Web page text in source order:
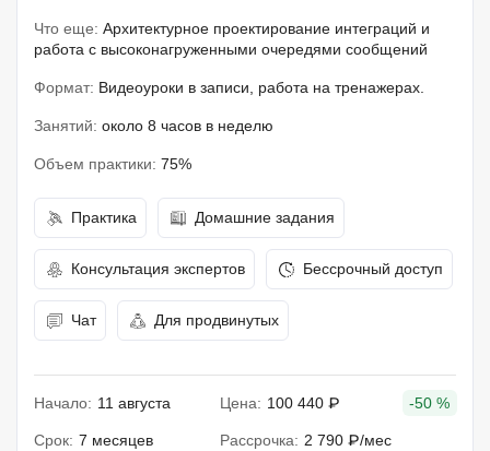
Что еще: Архитектурное проектирование интеграций и
работа с высоконагруженными очередями сообщений
Формат: Видеоуроки в записи, работа на тренажерах.
Занятий: около 8 часов в неделю
Объем практики: 75%
Практика Домашние задания
Консультация экспертов Бессрочный доступ
Чат Для продвинутых
Начало: 11 августа Цена: 100 440 ₽ -50 %
Срок: 7 месяцев Рассрочка: 2 790 ₽/мес